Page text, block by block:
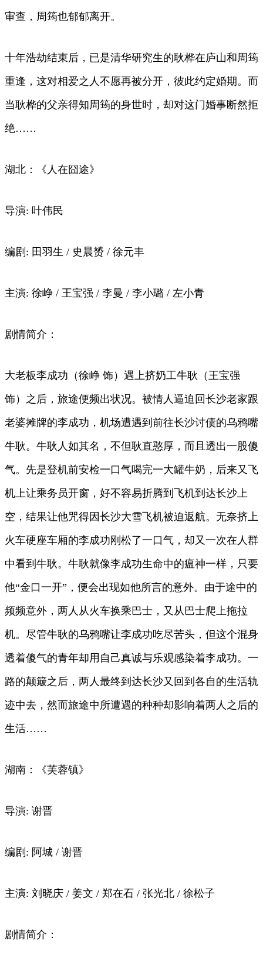
审查，周筠也郁郁离开。
十年浩劫结束后，已是清华研究生的耿桦在庐山和周筠
重逢，这对相爱之人不愿再被分开，彼此约定婚期。而
当耿桦的父亲得知周筠的身世时，却对这门婚事断然拒
绝……
湖北：《人在囧途》
导演: 叶伟民
编剧: 田羽生 / 史晨赟 / 徐元丰
主演: 徐峥 / 王宝强 / 李曼 / 李小璐 / 左小青
剧情简介：
大老板李成功（徐峥 饰）遇上挤奶工牛耿（王宝强
饰）之后，旅途便频出状况。被情人逼迫回长沙老家跟
老婆摊牌的李成功，机场遭遇到前往长沙讨债的乌鸦嘴
牛耿。牛耿人如其名，不但耿直憨厚，而且透出一股傻
气。先是登机前安检一口气喝完一大罐牛奶，后来又飞
机上让乘务员开窗，好不容易折腾到飞机到达长沙上
空，结果让他咒得因长沙大雪飞机被迫返航。无奈挤上
火车硬座车厢的李成功刚松了一口气，却又一次在人群
中看到牛耿。牛耿就像李成功生命中的瘟神一样，只要
他“金口一开”，便会出现如他所言的意外。由于途中的
频频意外，两人从火车换乘巴士，又从巴士爬上拖拉
机。尽管牛耿的乌鸦嘴让李成功吃尽苦头，但这个混身
透着傻气的青年却用自己真诚与乐观感染着李成功。一
路的颠簸之后，两人最终到达长沙又回到各自的生活轨
迹中去，然而旅途中所遭遇的种种却影响着两人之后的
生活……
湖南：《芙蓉镇》
导演: 谢晋
编剧: 阿城 / 谢晋
主演: 刘晓庆 / 姜文 / 郑在石 / 张光北 / 徐松子
剧情简介：